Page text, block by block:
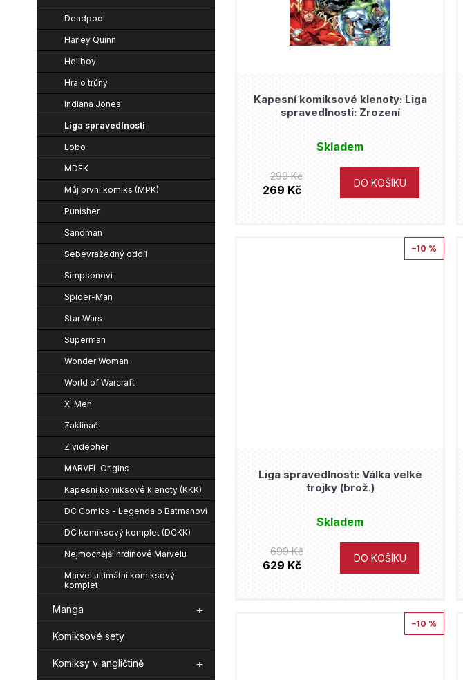
n
í
p
a
Deadpool
Harley Quinn
Hellboy
Hra o trůny
Indiana Jones
Liga spravedlnosti
Lobo
MDEK
Můj první komiks (MPK)
Punisher
Sandman
Sebevražedný oddíl
Simpsonovi
Spider-Man
Star Wars
Superman
Wonder Woman
World of Warcraft
X-Men
Zaklínač
Z videoher
MARVEL Origins
Kapesní komiksové klenoty (KKK)
DC Comics - Legenda o Batmanovi
DC komiksový komplet (DCKK)
Nejmocnější hrdinové Marvelu
Marvel ultimátní komiksový
komplet
Manga
Komiksové sety
Komiksy v angličtině
Kapesní komiksové klenoty: Liga
spravedlnosti: Zrození
Skladem
299 Kč
269 Kč
DO KOŠÍKU
–10 %
Liga spravedlnosti: Válka velké
trojky (brož.)
Skladem
699 Kč
629 Kč
DO KOŠÍKU
–10 %